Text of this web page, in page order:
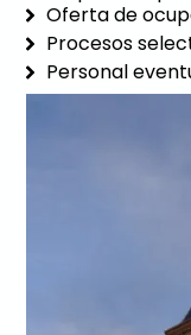
Oferta de
Procesos
Personal